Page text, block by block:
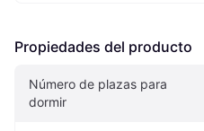
Propiedades del producto
Número de plazas para
dormir